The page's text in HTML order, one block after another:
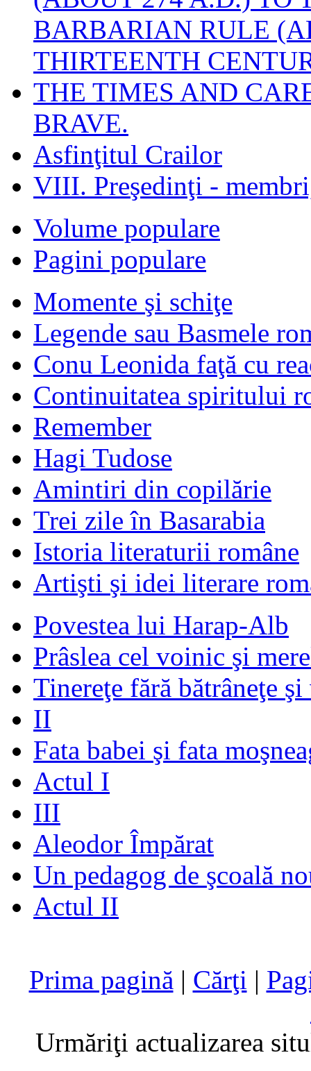
BARBARIAN RULE
THIRTEENTH
THE TIMES AND
BRAVE.
Asfinţitul Crailor
VIII. Preşedinţi -
Volume populare
Pagini populare
Momente şi schiţe
Legende sau Basmele
Conu Leonida faţă cu
Continuitatea spiritului
Remember
Hagi Tudose
Amintiri din copilărie
Trei zile în Basarabia
Istoria literaturii române
Artişti şi idei literare
Povestea lui Harap-Alb
Prâslea cel voinic şi
Tinereţe fără bătrâneţe
II
Fata babei şi fata
Actul I
III
Aleodor Împărat
Un pedagog de şcoală
Actul II
Prima pagină | Cărţi |
Urmăriţi actualizarea